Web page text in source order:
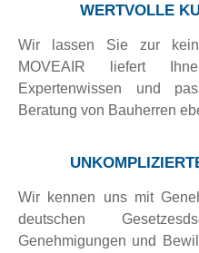
WERTVOLLE
Wir lassen Sie zur
MOVEAIR liefert
Expertenwissen und
Beratung von Bauherren
Wir kennen uns mit
deutschen
Genehmigungen und